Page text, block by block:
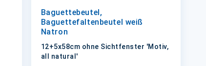
Baguettebeutel,
Baguettefaltenbeutel weiß
Natron
12+5x58cm ohne Sichtfenster 'Motiv,
all natural'